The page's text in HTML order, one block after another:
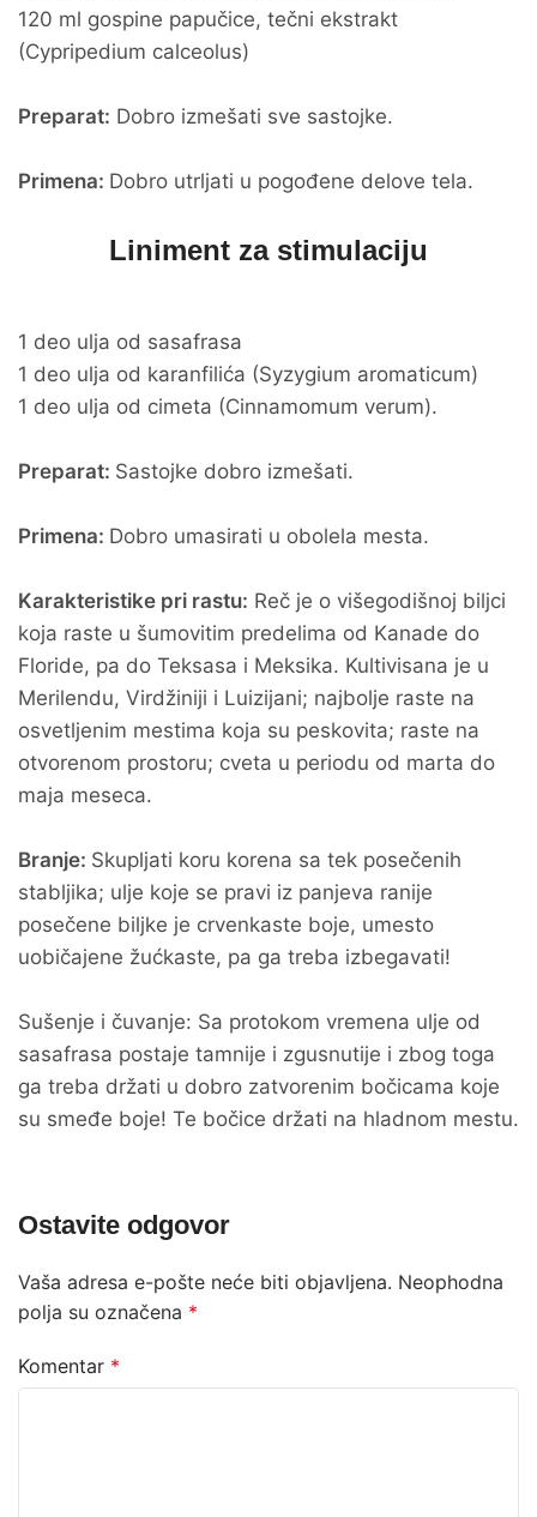
120 ml gospine papučice, tečni ekstrakt
(Cypripedium calceolus)
Preparat: Dobro izmešati sve sastojke.
Primena: Dobro utrljati u pogođene delove tela.
Liniment za stimulaciju
1 deo ulja od sasafrasa
1 deo ulja od karanfilića (Syzygium aromaticum)
1 deo ulja od cimeta (Cinnamomum verum).
Preparat: Sastojke dobro izmešati.
Primena: Dobro umasirati u obolela mesta.
Karakteristike pri rastu: Reč je o višegodišnoj biljci
koja raste u šumovitim predelima od Kanade do
Floride, pa do Teksasa i Meksika. Kultivisana je u
Merilendu, Virdžiniji i Luizijani; najbolje raste na
osvetljenim mestima koja su peskovita; raste na
otvorenom prostoru; cveta u periodu od marta do
maja meseca.
Branje: Skupljati koru korena sa tek posečenih
stabljika; ulje koje se pravi iz panjeva ranije
posečene biljke je crvenkaste boje, umesto
uobičajene žućkaste, pa ga treba izbegavati!
Sušenje i čuvanje: Sa protokom vremena ulje od
sasafrasa postaje tamnije i zgusnutije i zbog toga
ga treba držati u dobro zatvorenim bočicama koje
su smeđe boje! Te bočice držati na hladnom mestu.
Ostavite odgovor
Vaša adresa e-pošte neće biti objavljena. Neophodna
polja su označena *
Komentar *